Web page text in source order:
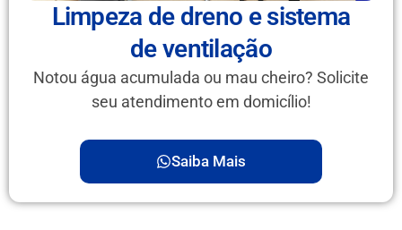
Limpeza de dreno e sistema
de ventilação
Notou água acumulada ou mau cheiro? Solicite
seu atendimento em domicílio!
Saiba Mais